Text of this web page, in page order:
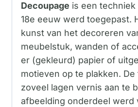
Decoupage is een techniek
18e eeuw werd toegepast.
kunst van het decoreren
meubelstuk, wanden of
er (gekleurd) papier of
motieven op te plakken.
zoveel lagen vernis aan te
afbeelding onderdeel werd